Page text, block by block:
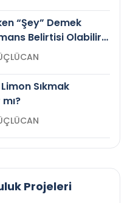
“Şey” Demek
Belirtisi Olabilir
GÜÇLÜCAN
Sıkmak
GÜÇLÜCAN
Projeleri